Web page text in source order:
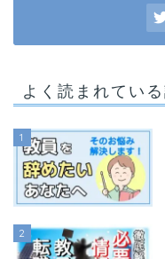
よく読まれてい
1
2